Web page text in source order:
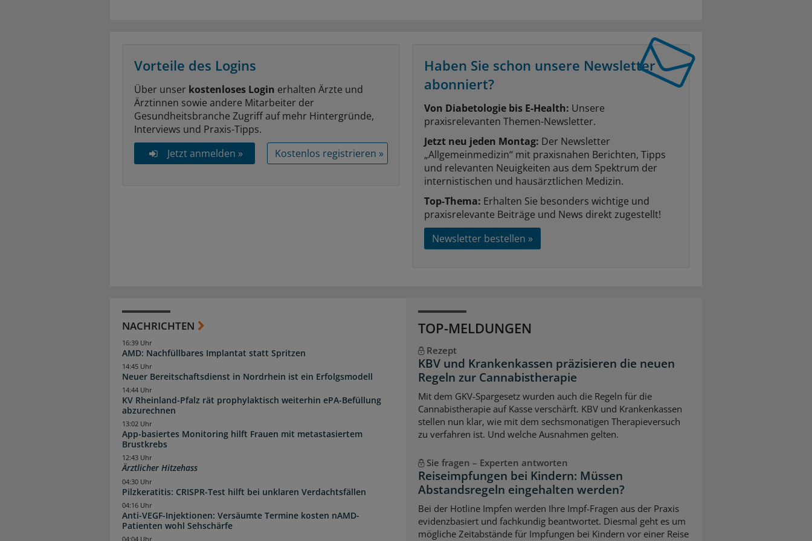
Vorteile des Logins
Über unser kostenloses Login erhalten Ärzte und
Ärztinnen sowie andere Mitarbeiter der
Gesundheitsbranche Zugriff auf mehr Hintergründe,
Interviews und Praxis-Tipps.
Jetzt anmelden »
Kostenlos registrieren »
Haben Sie schon unsere Newsletter
abonniert?
Von Diabetologie bis E-Health: Unsere
praxisrelevanten Themen-Newsletter.
Jetzt neu jeden Montag: Der Newsletter
„Allgemeinmedizin“ mit praxisnahen Berichten, Tipps
und relevanten Neuigkeiten aus dem Spektrum der
internistischen und hausärztlichen Medizin.
Top-Thema: Erhalten Sie besonders wichtige und
praxisrelevante Beiträge und News direkt zugestellt!
Newsletter bestellen »
NACHRICHTEN
AMD: Nachfüllbares Implantat statt Spritzen
16:39 Uhr
Neuer Bereitschaftsdienst in Nordrhein ist ein Erfolgsmodell
14:45 Uhr
KV Rheinland-Pfalz rät prophylaktisch weiterhin ePA-Befüllung
abzurechnen
14:44 Uhr
App-basiertes Monitoring hilft Frauen mit metastasiertem
Brustkrebs
13:02 Uhr
Ärztlicher Hitzehass
12:43 Uhr
Pilzkeratitis: CRISPR-Test hilft bei unklaren Verdachtsfällen
04:30 Uhr
Anti-VEGF-Injektionen: Versäumte Termine kosten nAMD-
Patienten wohl Sehschärfe
04:16 Uhr
04:04 Uhr
TOP-MELDUNGEN
Rezept
KBV und Krankenkassen präzisieren die neuen
Regeln zur Cannabistherapie
Mit dem GKV-Spargesetz wurden auch die Regeln für die
Cannabistherapie auf Kasse verschärft. KBV und Krankenkassen
stellen nun klar, wie mit dem sechsmonatigen Therapieversuch
zu verfahren ist. Und welche Ausnahmen gelten.
Sie fragen – Experten antworten
Reiseimpfungen bei Kindern: Müssen
Abstandsregeln eingehalten werden?
Bei der Hotline Impfen werden Ihre Impf-Fragen aus der Praxis
evidenzbasiert und fachkundig beantwortet. Diesmal geht es um
mögliche Zeitabstände für Impfungen bei Kindern vor einer Reise